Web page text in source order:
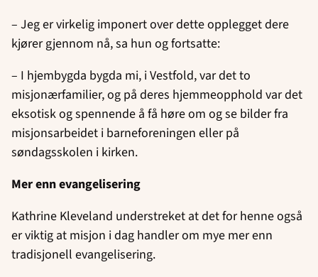
– Jeg er virkelig imponert over dette opplegget dere
kjører gjennom nå, sa hun og fortsatte:
– I hjembygda bygda mi, i Vestfold, var det to
misjonærfamilier, og på deres hjemmeopphold var det
eksotisk og spennende å få høre om og se bilder fra
misjonsarbeidet i barneforeningen eller på
søndagsskolen i kirken.
Mer enn evangelisering
Kathrine Kleveland understreket at det for henne også
er viktig at misjon i dag handler om mye mer enn
tradisjonell evangelisering.